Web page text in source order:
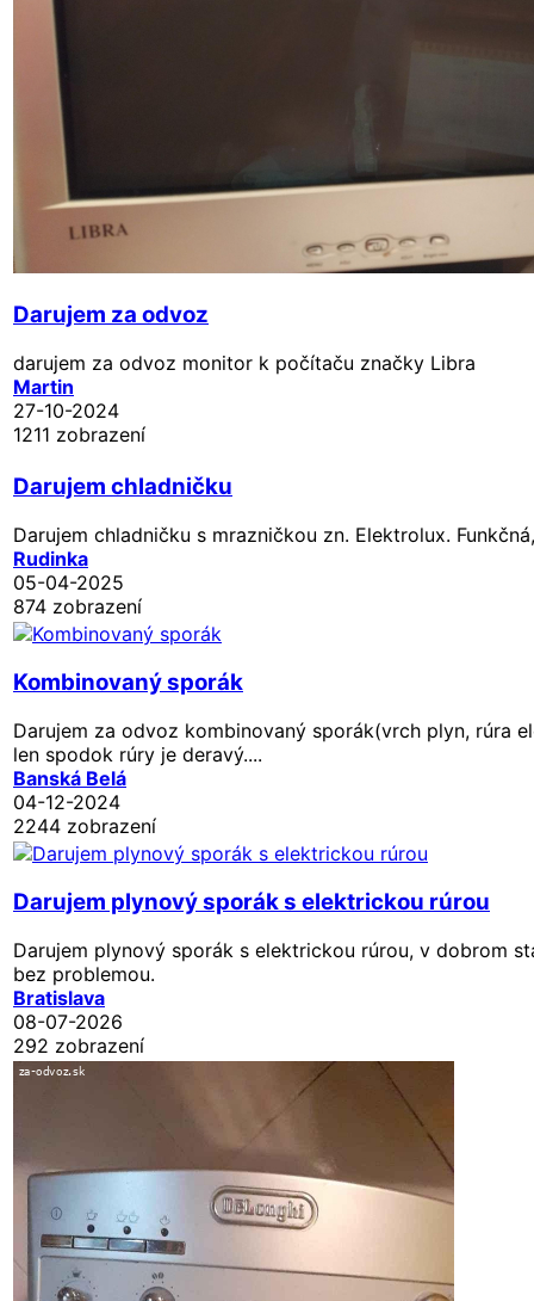
Darujem za odvoz
darujem za odvoz monitor k počítaču značky Libra
Martin
27-10-2024
1211 zobrazení
Darujem chladničku
Darujem chladničku s mrazničkou zn. Elektrolux.
Rudinka
05-04-2025
874 zobrazení
Kombinovaný sporák
Darujem za odvoz kombinovaný sporák(vrch plyn, rúra
len spodok rúry je deravý....
Banská Belá
04-12-2024
2244 zobrazení
Darujem plynový sporák s elektrickou rúrou
Darujem plynový sporák s elektrickou rúrou, v dobrom
bez problemou.
Bratislava
08-07-2026
292 zobrazení